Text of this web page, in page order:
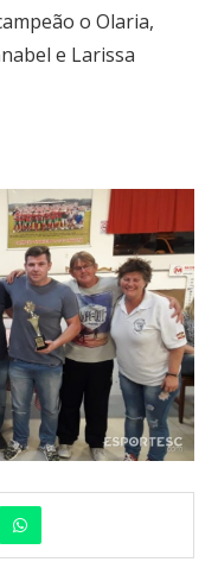
o Olaria,
e Larissa